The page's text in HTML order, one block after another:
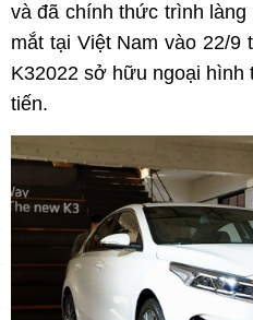
và đã chính thức trình
mắt tại Việt Nam vào 22/9
K32022 sở hữu ngoại hình
tiến.